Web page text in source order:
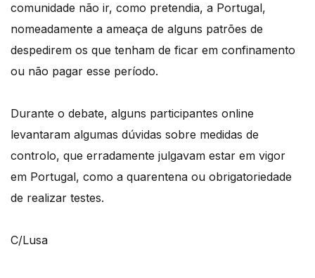
comunidade não ir, como pretendia, a Portugal,
nomeadamente a ameaça de alguns patrões de
despedirem os que tenham de ficar em confinamento
ou não pagar esse período.
Durante o debate, alguns participantes online
levantaram algumas dúvidas sobre medidas de
controlo, que erradamente julgavam estar em vigor
em Portugal, como a quarentena ou obrigatoriedade
de realizar testes.
C/Lusa